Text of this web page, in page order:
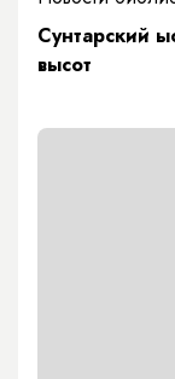
Сунтарский
высот